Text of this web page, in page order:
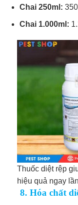
Chai 250ml:
Chai 1.000ml:
Thuốc diệt rệp
hiệu quả ngay
8. Hóa chất